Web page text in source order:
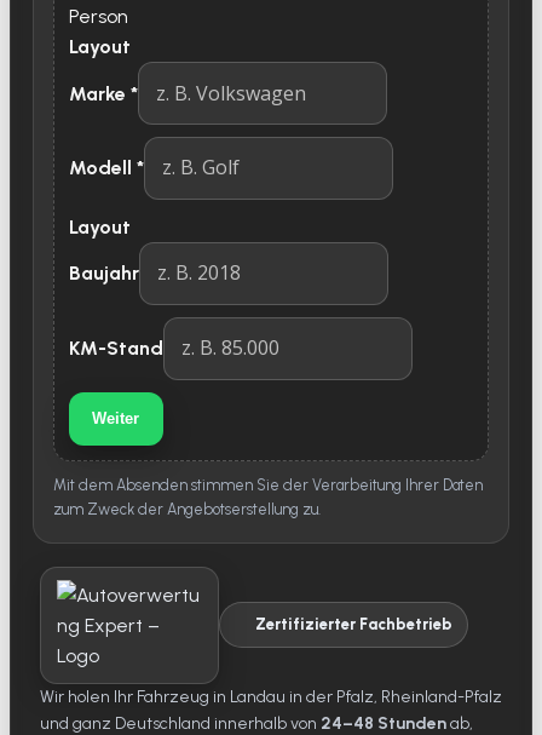
Person
Layout
Marke *
Modell *
Layout
Baujahr
KM-Stand
Weiter
Mit dem Absenden stimmen Sie der Verarbeitung Ihrer Daten
zum Zweck der Angebotserstellung zu.
Zertifizierter Fachbetrieb
Wir holen Ihr Fahrzeug in Landau in der Pfalz, Rheinland-Pfalz
und ganz Deutschland innerhalb von 24–48 Stundenab,